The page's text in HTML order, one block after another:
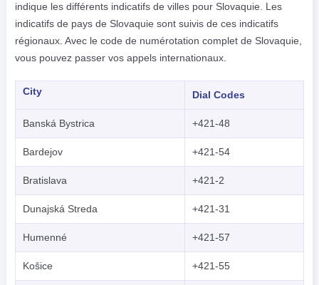
indique les différents indicatifs de villes pour Slovaquie. Les
indicatifs de pays de Slovaquie sont suivis de ces indicatifs
régionaux. Avec le code de numérotation complet de Slovaquie,
vous pouvez passer vos appels internationaux.
City Dial Codes
Banská Bystrica +421-48
Bardejov +421-54
Bratislava +421-2
Dunajská Streda +421-31
Humenné +421-57
Košice +421-55